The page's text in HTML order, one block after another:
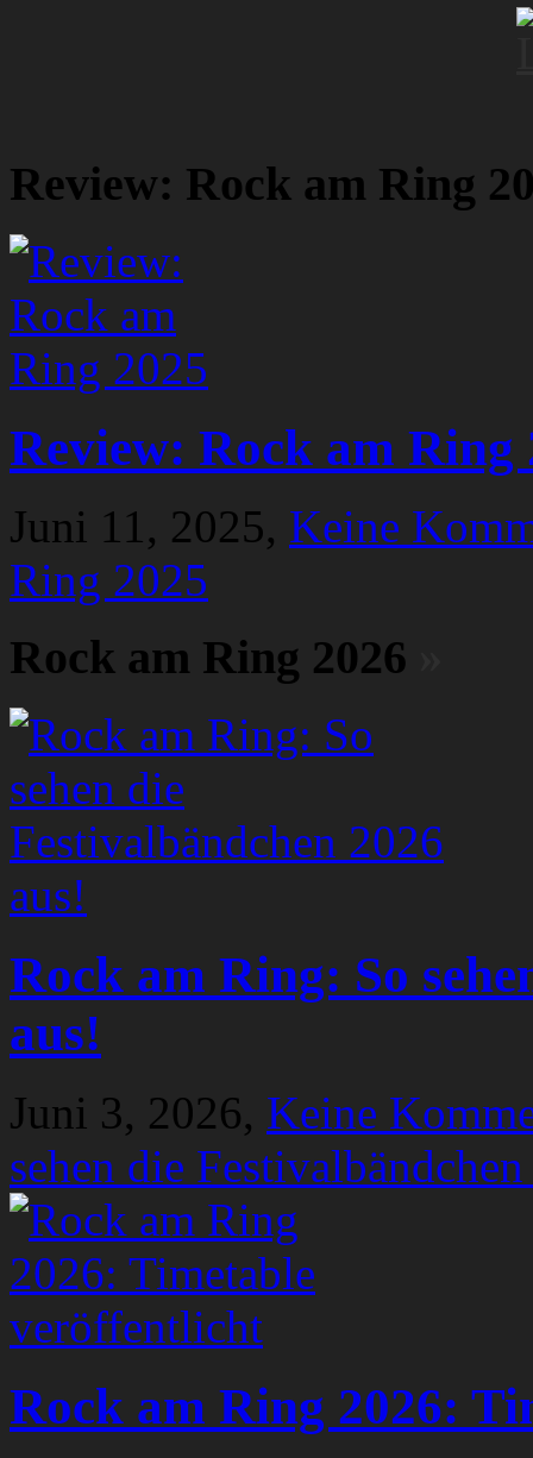
Review: Rock am Ring
Review: Rock am Ring
Juni 11, 2025, Keine
Ring 2025
Rock am Ring 2026
Rock am Ring: So
aus!
Juni 3, 2026, Keine
sehen die
Rock am Ring 2026: